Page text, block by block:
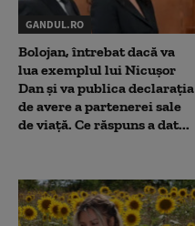
GANDUL.RO
Bolojan, întrebat dacă va
lua exemplul lui Nicușor
Dan și va publica declarația
de avere a partenerei sale
de viață. Ce răspuns a dat...